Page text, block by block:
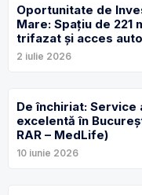
Oportunitate de
Mare: Spațiu de
trifazat și acces auto
2 iulie 2026
De închiriat: Service
excelentă în
RAR – MedLife)
10 iunie 2026